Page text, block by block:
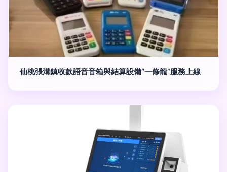
仙桃張溝鎮收款語音音箱與結算設備“一條龍”服務上線